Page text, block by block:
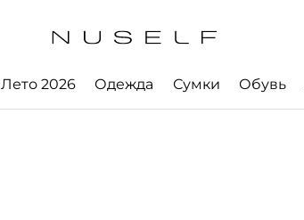
Лето 2026 Одежда Сумки Обувь